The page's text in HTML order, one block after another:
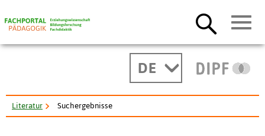
DE
Literatur Suchergebnisse